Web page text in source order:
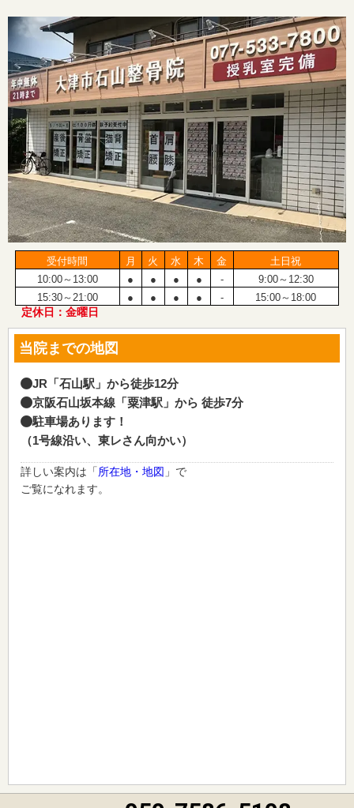
受付時間 月 火 水 木 金
土日祝
10:00～13:00
● ● ● ● -
9:00～12:30
15:30～21:00
● ● ● ● - 15:00～18:00
定休日：金曜日
当院までの地図
JR「石山駅」から徒歩12分
京阪石山坂本線「粟津駅」から 徒歩7分
駐車場あります！
（1号線沿い、東レさん向かい）
詳しい案内は「所在地・地図 」で
ご覧になれます。